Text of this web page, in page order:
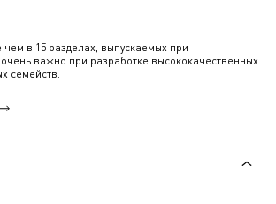
в 15 разделах, выпускаемых при
важно при разработке высококачественных
семейств.